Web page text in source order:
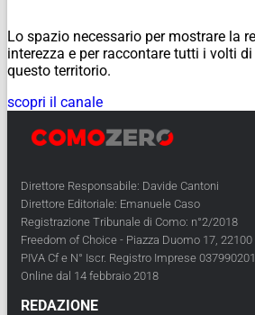
Lo spazio necessario per mostrare la
interezza e per raccontare tutti i volti
questo territorio.
scopri il canale
Direttore Responsabile: Davide Cantoni
Direttore Editoriale: Emanuele Caso
Registrazione Tribunale di Como: n°2/2018
Freedom of Choice - Piazza Duomo 17,
PIVA Cf e N° Iscr. Registro Imprese
Online dal 14 febbraio 2018
REDAZIONE